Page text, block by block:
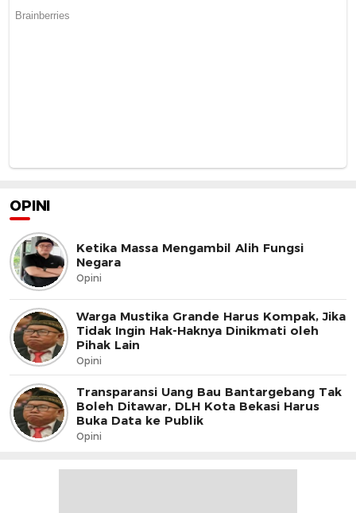
OPINI
Ketika Massa Mengambil Alih Fungsi
Negara
Opini
Warga Mustika Grande Harus Kompak, Jika
Tidak Ingin Hak-Haknya Dinikmati oleh
Pihak Lain
Opini
Transparansi Uang Bau Bantargebang Tak
Boleh Ditawar, DLH Kota Bekasi Harus
Buka Data ke Publik
Opini